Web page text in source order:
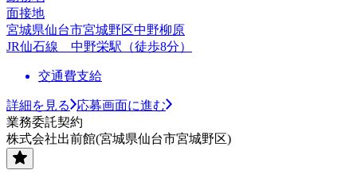
面接地
宮城県仙台市宮城野区中野柳原
JR仙石線 中野栄駅（徒歩8分）
交通費支給
詳細を見る
応募画面に進む
業務委託契約
株式会社出前館(宮城県仙台市宮城野区)